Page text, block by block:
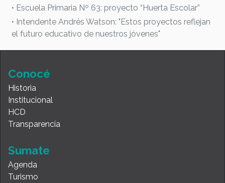
• Escuela Primaria Nº 63: proyecto “Huerta Escolar”
• Intendente Andrés Watson: "Estos proyectos reflejan
el futuro educativo de nuestros jóvenes"
Conocé
Historia
Institucional
HCD
Transparencia
Sumate
Agenda
Turismo